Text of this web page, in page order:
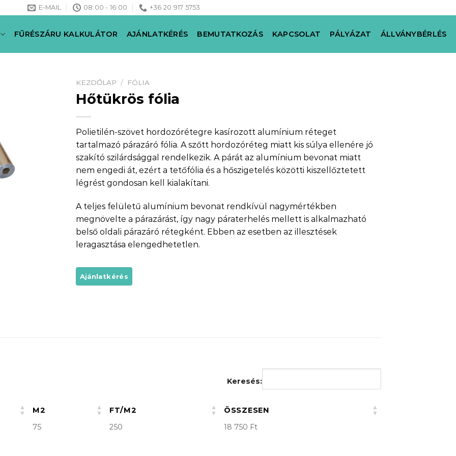
E-MAIL 08:00 - 16:00 +36 20 917 5753
FŰRÉSZÁRU KALKULÁTOR AJÁNLATKÉRÉS BEMUTATKOZÁS KAPCSOLAT PÁLYÁZAT ÁLLVÁNYBÉRLÉS
KEZDŐLAP / FÓLIA
Hőtükrös fólia
Polietilén-szövet hordozórétegre kasírozott alumínium réteget
tartalmazó párazáró fólia. A szőtt hordozóréteg miatt kis súlya ellenére jó
szakító szilárdsággal rendelkezik. A párát az alumínium bevonat miatt
nem engedi át, ezért a tetőfólia és a hőszigetelés közötti kiszellőztetett
légrést gondosan kell kialakítani.
A teljes felületű alumínium bevonat rendkívül nagymértékben
megnövelte a párazárást, így nagy páraterhelés mellett is alkalmazható
belső oldali párazáró rétegként. Ebben az esetben az illesztések
leragasztása elengedhetetlen.
Keresés:
M2 FT/M2
ÖSSZESEN
75 250 18 750 Ft